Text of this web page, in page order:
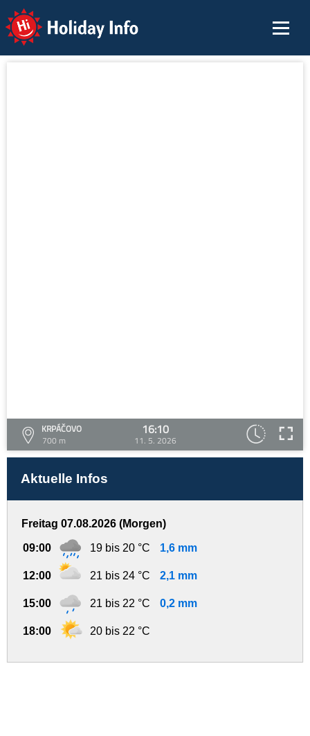
Holiday Info
KRPÁČOVO
700 m
16:10
11. 5. 2026
Aktuelle Infos
Freitag 07.08.2026 (Morgen)
09:00 19 bis 20 °C 1,6 mm
12:00 21 bis 24 °C 2,1 mm
15:00 21 bis 22 °C 0,2 mm
18:00 20 bis 22 °C